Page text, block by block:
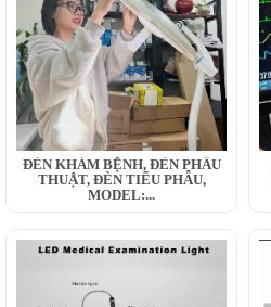
ĐÈN KHÁM BỆNH, ĐÈN PHẪU
THUẬT, ĐÈN TIỂU PHẪU,
MODEL:...